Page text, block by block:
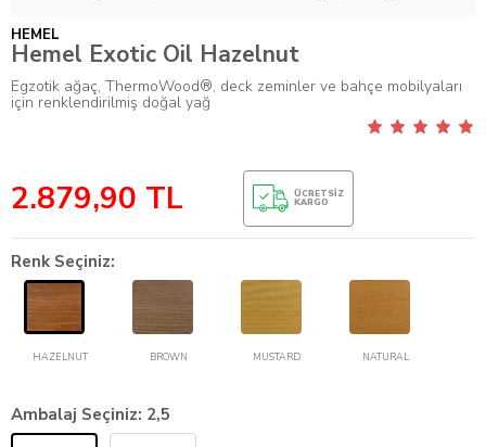
HEMEL
Hemel Exotic Oil Hazelnut
Egzotik ağaç, ThermoWood®, deck zeminler ve bahçe mobilyaları
için renklendirilmiş doğal yağ
2.879,90 TL ÜCRETSIZ
KARGO
Renk Seçiniz:
HAZELNUT BROWN MUSTARD NATURAL
Ambalaj Seçiniz: 2,5